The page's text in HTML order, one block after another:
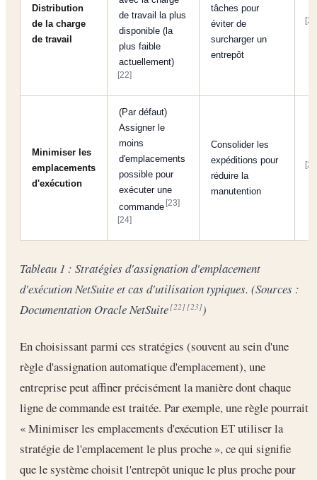
Distribution
de la charge
de travail
de travail la plus
disponible (la
plus faible
actuellement)
[22]
tâches pour
éviter de
surcharger un
entrepôt
Minimiser les
emplacements
d'exécution
(Par défaut)
Assigner le
moins
d'emplacements
possible pour
exécuter une
commande[23]
[24]
Consolider les
expéditions pour
réduire la
manutention
Tableau 1 : Stratégies d'assignation d'emplacement
d'exécution NetSuite et cas d'utilisation typiques. (Sources :
Documentation Oracle NetSuite[22] [23])
En choisissant parmi ces stratégies (souvent au sein d'une
règle d'assignation automatique d'emplacement), une
entreprise peut affiner précisément la manière dont chaque
ligne de commande est traitée. Par exemple, une règle pourrait
« Minimiser les emplacements d'exécution ET utiliser la
stratégie de l'emplacement le plus proche », ce qui signifie
que le système choisit l'entrepôt unique le plus proche pour